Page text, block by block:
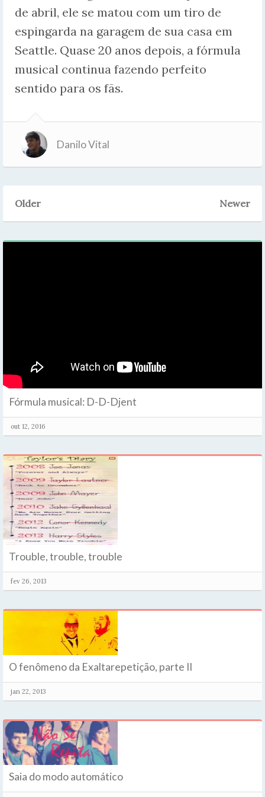
de abril, ele se matou com um tiro de
espingarda na garagem de sua casa em
Seattle. Quase 20 anos depois, a fórmula
musical continua fazendo perfeito
sentido para os fãs.
Danilo Vital
Older Newer
Fórmula musical: D-D-Djent
out 12, 2016
Trouble, trouble, trouble
fev 26, 2013
O fenômeno da Exaltarepetição, parte II
jan 22, 2013
Saia do modo automático